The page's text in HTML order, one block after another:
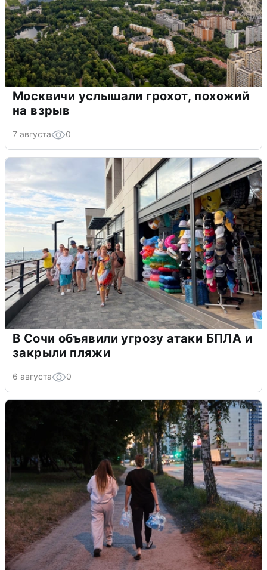
Москвичи услышали грохот, похожий
на взрыв
7 августа 0
В Сочи объявили угрозу атаки БПЛА и
закрыли пляжи
6 августа 0